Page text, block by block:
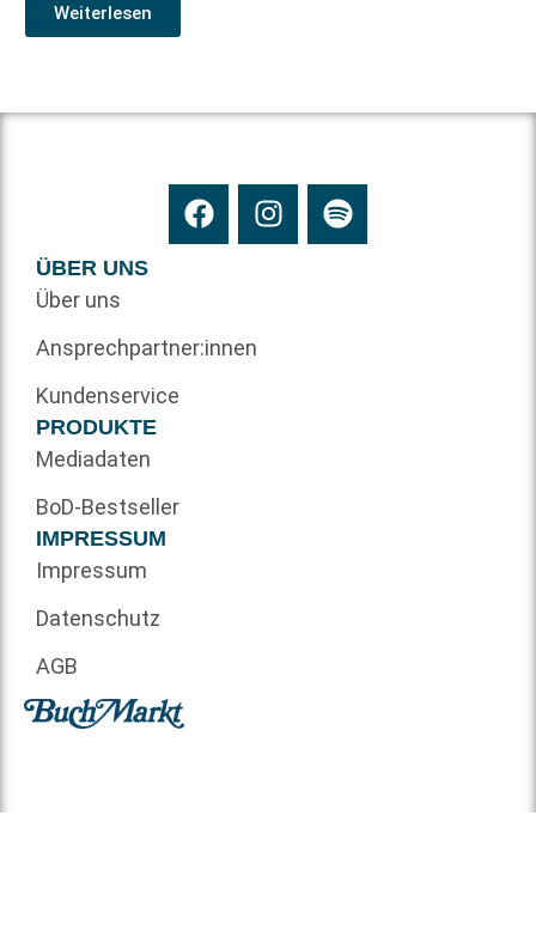
Weiterlesen
ÜBER UNS
Über uns
Ansprechpartner:innen
Kundenservice
PRODUKTE
Mediadaten
BoD-Bestseller
IMPRESSUM
Impressum
Datenschutz
AGB